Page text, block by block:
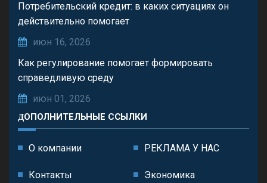
Потребительский кредит: в каких ситуациях он
действительно помогает
июн 16, 2026
Как регулирование помогает формировать
справедливую среду
июн 01, 2026
ДОПОЛНИТЕЛЬНЫЕ ССЫЛКИ
О компании РЕКЛАМА У НАС
Контакты Экономика